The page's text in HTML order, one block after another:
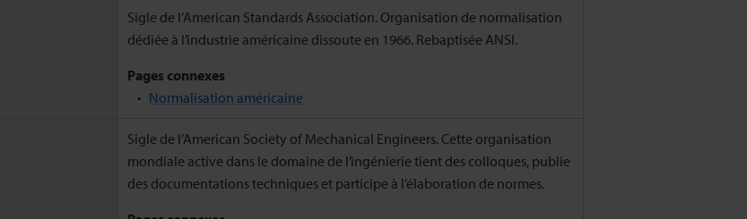
Sigle de l’American Standards Association. Organisation de normalisation
dédiée à l’industrie américaine dissoute en 1966. Rebaptisée ANSI.
Pages connexes
Normalisation américaine
Sigle de l’American Society of Mechanical Engineers. Cette organisation
mondiale active dans le domaine de l’ingénierie tient des colloques, publie
des documentations techniques et participe à l’élaboration de normes.